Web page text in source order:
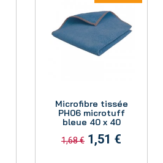
Microfibre tissée
PH06 microtuff
bleue 40 x 40
1,68 € 1,51 €